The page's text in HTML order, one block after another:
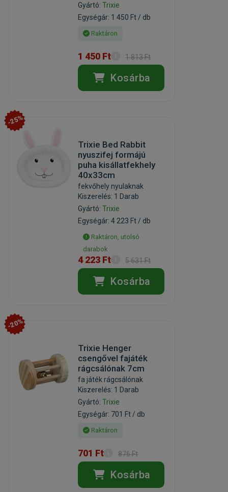
Gyártó:Trixie
Egységár: 1 450 Ft / db
Raktáron
1 450 Ft 1 813 Ft
Kosárba
-25%
Trixie Bed Rabbit
nyuszifej formájú
puha kisállatfekhely
40x33cm
fekvőhely nyulaknak
Kiszerelés: 1 Darab
Gyártó:Trixie
Egységár: 4 223 Ft / db
Raktáron, utolsó
darabok
4 223 Ft 5 631 Ft
Kosárba
-20%
Trixie Henger
csengővel fajáték
rágcsálónak 7cm
fa játék rágcsálónak
Kiszerelés: 1 Darab
Gyártó:Trixie
Egységár: 701 Ft / db
Raktáron
701 Ft 876 Ft
Kosárba